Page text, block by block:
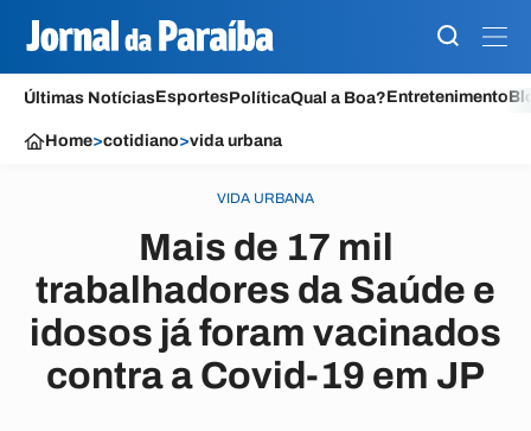
Últimas NotíciasEsportesPolíticaQual a Boa?Entretenimento
Home>cotidiano>vida urbana
VIDA URBANA
Mais de 17 mil
trabalhadores da Saúde e
idosos já foram vacinados
contra a Covid-19 em JP